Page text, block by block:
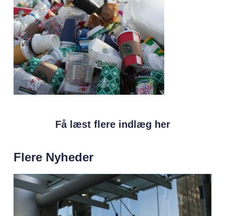
Få læst flere indlæg her
Flere Nyheder